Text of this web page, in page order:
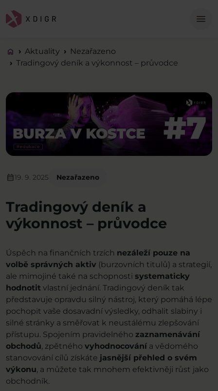
menu
home Aktuality
Nezařazeno
Tradingový deník a výkonnost – průvodce
calendar_month19. 9. 2025 Nezařazeno
Tradingový deník a
výkonnost – průvodce
Úspěch na finančních trzích nezáleží pouze na
volbě správných aktiv (burzovních titulů) a strategií,
ale mimojiné také na schopnosti systematicky
hodnotit vlastní jednání. Tradingový deník tak
představuje opravdu silný nástroj, který pomáhá lépe
pochopit vaše dosavadní výsledky, odhalit slabiny i
silné stránky a směřovat k neustálému zlepšování
přístupu. Spojením pravidelného zaznamenávání
obchodů, zpětného vyhodnocování a vědomého
stanovování cílů získáte jasnější přehled o svém
výkonu, a můžete tak mnohem efektivněji růst jako
obchodník.